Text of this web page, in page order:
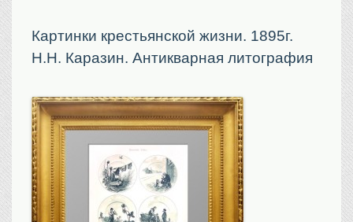
Портреты царской семьи
Москва
Санкт-Петербург
Российская империя
Прочие
Старинные карты
Российская империя
Картинки крестьянской жизни. 1895г.
Н.Н. Каразин. Антикварная литография